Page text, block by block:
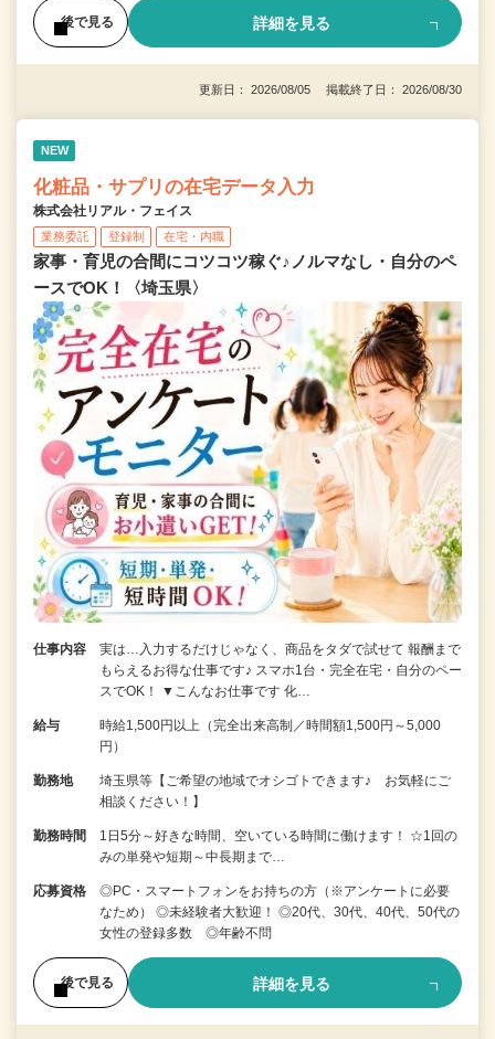
後で見る 詳細を見る
更新日： 2026/08/05 掲載終了日： 2026/08/30
NEW
化粧品・サプリの在宅データ入力
株式会社リアル・フェイス
業務委託 登録制 在宅・内職
家事・育児の合間にコツコツ稼ぐ♪ノルマなし・自分のペ
ースでOK！〈埼玉県〉
仕事内容
実は…入力するだけじゃなく、商品をタダで試せて 報酬まで
もらえるお得な仕事です♪ スマホ1台・完全在宅・自分のペー
スでOK！ ▼こんなお仕事です 化…
給与
時給1,500円以上（完全出来高制／時間額1,500円～5,000
円）
勤務地
埼玉県等【ご希望の地域でオシゴトできます♪ お気軽にご
相談ください！】
勤務時間
1日5分～好きな時間、空いている時間に働けます！ ☆1回の
みの単発や短期～中長期まで…
応募資格
◎PC・スマートフォンをお持ちの方（※アンケートに必要
なため） ◎未経験者大歓迎！ ◎20代、30代、40代、50代の
女性の登録多数 ◎年齢不問
後で見る 詳細を見る